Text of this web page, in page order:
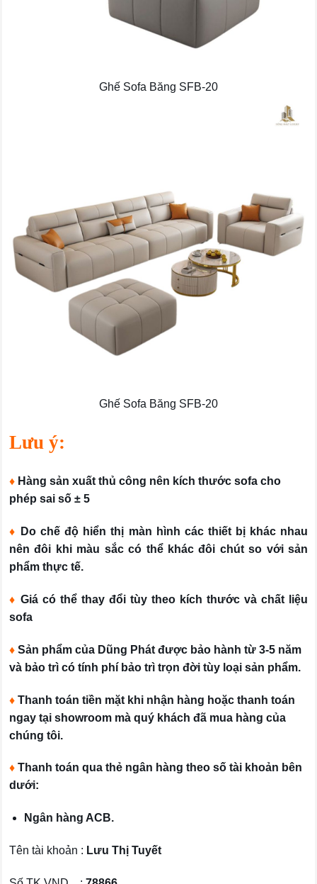
Ghế Sofa Băng SFB-20
Ghế Sofa Băng SFB-20
Lưu ý:
♦ Hàng sản xuất thủ công nên kích thước sofa cho
phép sai số ± 5
♦
Do chế độ hiển thị màn hình các thiết bị khác nhau
nên đôi khi màu sắc có thể khác đôi chút so với sản
phẩm thực tế.
♦ Giá có thể thay đổi tùy theo kích thước và chất liệu
sofa
♦ Sản phẩm của Dũng Phát được bảo hành từ 3-5 năm
và bảo trì có tính phí bảo trì trọn đời tùy loại sản phẩm.
♦ Thanh toán tiền mặt khi nhận hàng hoặc thanh toán
ngay tại showroom mà quý khách đã mua hàng của
chúng tôi.
♦ Thanh toán qua thẻ ngân hàng theo số tài khoản bên
dưới:
Ngân hàng ACB.
Tên tài khoản : Lưu Thị Tuyết